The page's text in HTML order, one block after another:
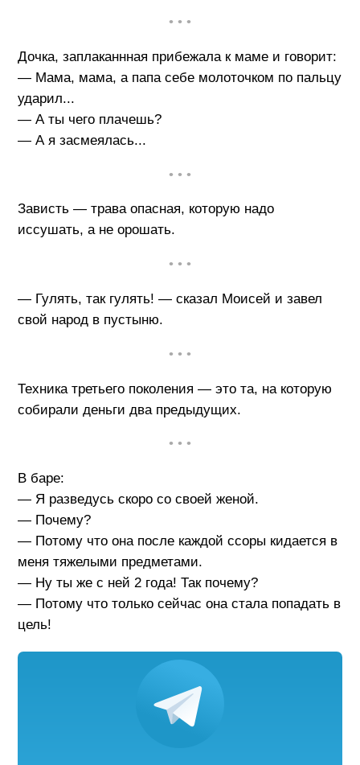
• • •
Дочка, заплаканнная прибежала к маме и говорит:
— Мама, мама, а папа себе молоточком по пальцу
ударил...
— А ты чего плачешь?
— А я засмеялась...
• • •
Зависть — трава опасная, которую надо
иссушать, а не орошать.
• • •
— Гулять, так гулять! — сказал Моисей и завел
свой народ в пустыню.
• • •
Техника третьего поколения — это та, на которую
собирали деньги два предыдущих.
• • •
В баре:
— Я разведусь скоро со своей женой.
— Почему?
— Потому что она после каждой ссоры кидается в
меня тяжелыми предметами.
— Ну ты же с ней 2 года! Так почему?
— Потому что только сейчас она стала попадать в
цель!